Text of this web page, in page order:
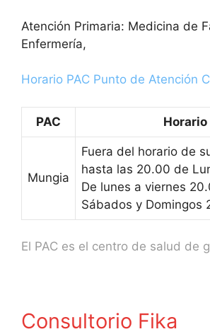
Atención Primaria: Medicina de
Enfermería,
Horario PAC Punto de Atención
PAC Horario
Mungia
Fuera del horario de
hasta las 20.00 de
De lunes a viernes
Sábados y Domingos
El PAC es el centro de salud de
Consultorio Fika